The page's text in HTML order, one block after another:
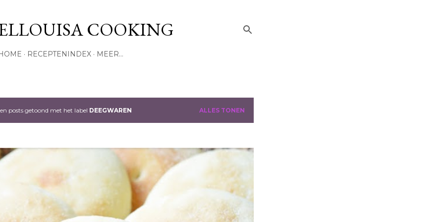
COOKING
RECEPTENINDEX MEER…
posts getoond met het label DEEGWAREN ALLES TONEN